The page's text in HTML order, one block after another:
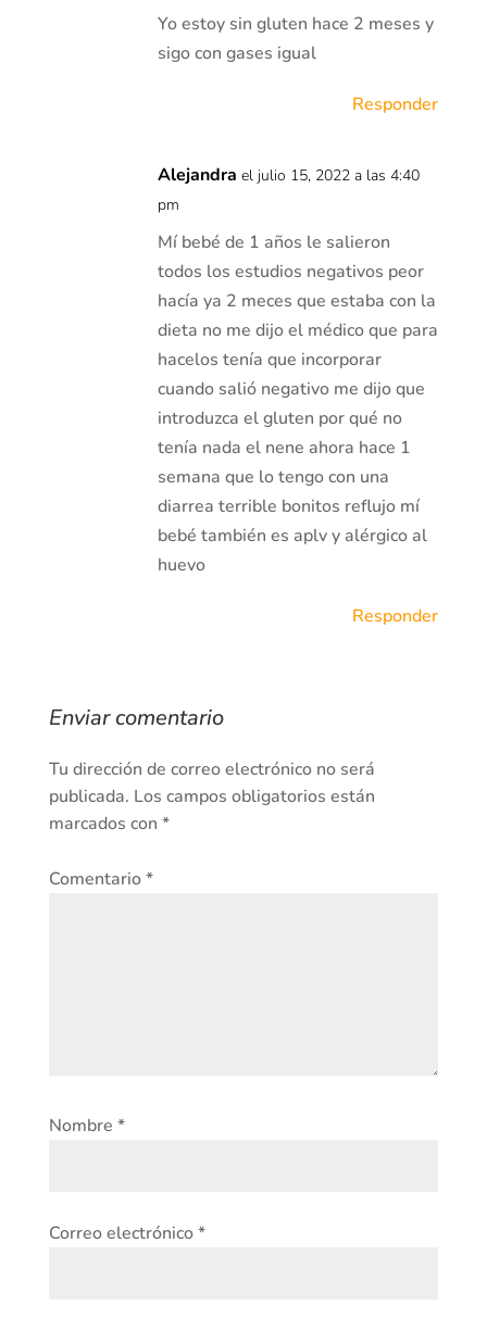
Yo estoy sin gluten hace 2 meses y
sigo con gases igual
Responder
Alejandra el julio 15, 2022 a las 4:40
pm
Mí bebé de 1 años le salieron
todos los estudios negativos peor
hacía ya 2 meces que estaba con la
dieta no me dijo el médico que para
hacelos tenía que incorporar
cuando salió negativo me dijo que
introduzca el gluten por qué no
tenía nada el nene ahora hace 1
semana que lo tengo con una
diarrea terrible bonitos reflujo mí
bebé también es aplv y alérgico al
huevo
Responder
Enviar comentario
Tu dirección de correo electrónico no será
publicada. Los campos obligatorios están
marcados con *
Comentario*
Nombre *
Correo electrónico*